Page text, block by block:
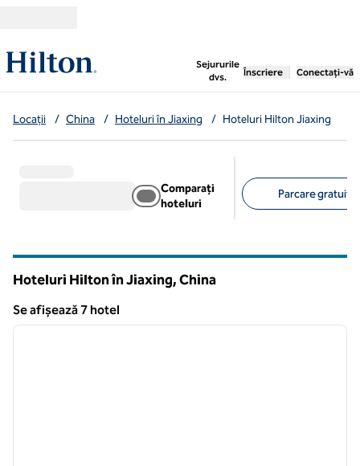
Sejururile
dvs.
, deschide o filă nouă
Înscriere Conectați-vă
Locații / China / Hoteluri în Jiaxing / Hoteluri Hilton Jiaxing
Comparați
hoteluri
Parcare gratuită
Hoteluri Hilton în Jiaxing, China
Se afișează 7 hotel
Se afișează 7 hotel
1 din 12